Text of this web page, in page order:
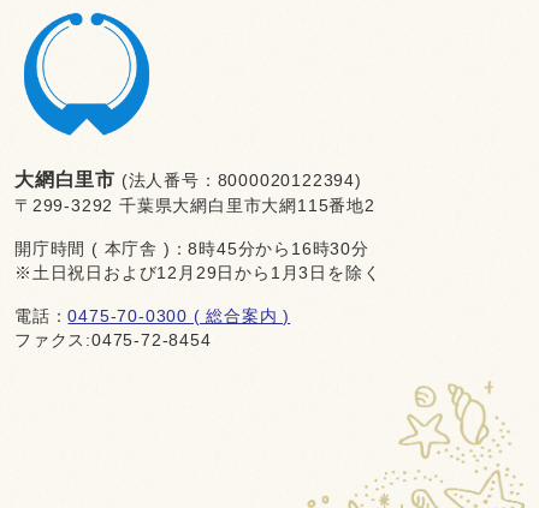
大網白里市 (法人番号：8000020122394)
〒299-3292 千葉県大網白里市大網115番地2
開庁時間 ( 本庁舎 )：8時45分から16時30分
※土日祝日および12月29日から1月3日を除く
電話：0475-70-0300 ( 総合案内 )
ファクス:0475-72-8454